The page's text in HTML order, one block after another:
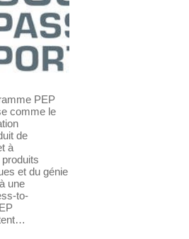
PEP
comme le
de
à
produits
et du génie
une
to-